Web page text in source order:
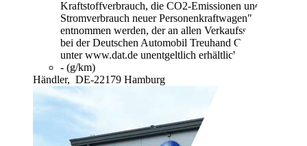
Kraftstoffverbrauch, die CO2-Emissionen und den
Stromverbrauch neuer Personenkraftwagen"
entnommen werden, der an allen Verkaufsstellen und
bei der Deutschen Automobil Treuhand GmbH
unter www.dat.de unentgeltlich erhältlich ist.
- (g/km)
Händler, DE-22179 Hamburg